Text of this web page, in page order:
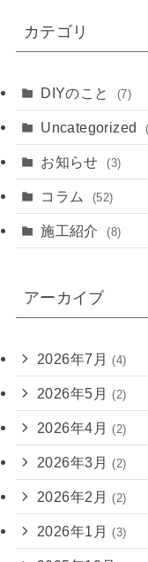
カテゴリ
DIYのこと (7)
Uncategorized
お知らせ (3)
コラム (52)
施工紹介 (8)
アーカイブ
2026年7月 (4)
2026年5月 (2)
2026年4月 (2)
2026年3月 (2)
2026年2月 (2)
2026年1月 (3)